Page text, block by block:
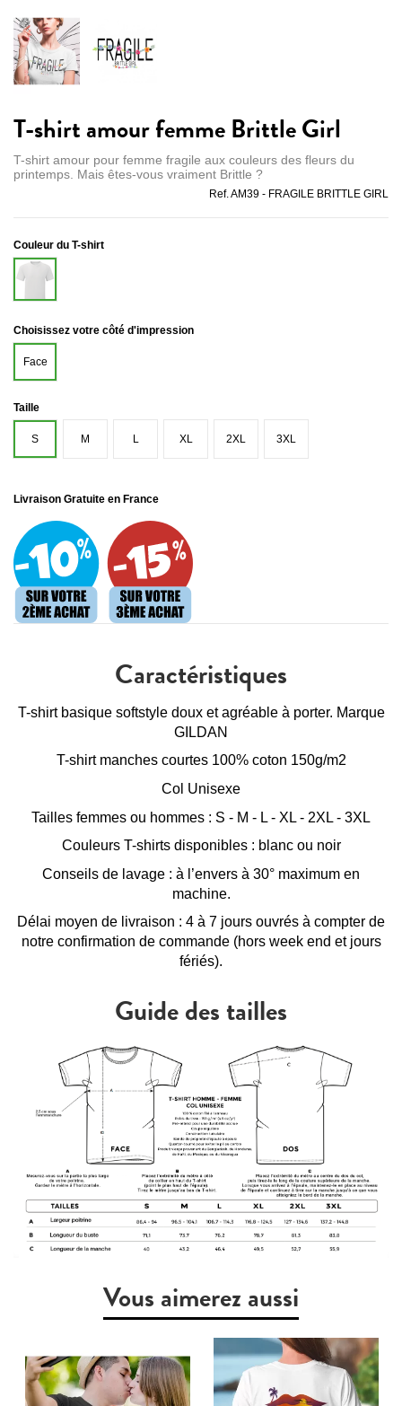
T-shirt amour femme Brittle Girl
T-shirt amour pour femme fragile aux couleurs des fleurs du
printemps. Mais êtes-vous vraiment Brittle ?
Ref.AM39 - FRAGILE BRITTLE GIRL
Couleur du T-shirt
Blanc
Choisissez votre côté d'impression
Face
Taille
S M L XL 2XL 3XL
Livraison Gratuite en France
Caractéristiques
T-shirt basique softstyle doux et agréable à porter. Marque
GILDAN
T-shirt manches courtes 100% coton 150g/m2
Col Unisexe
Tailles femmes ou hommes : S - M - L - XL - 2XL - 3XL
Couleurs T-shirts disponibles : blanc ou noir
Conseils de lavage : à l’envers à 30° maximum en
machine.
Délai moyen de livraison : 4 à 7 jours ouvrés à compter de
notre confirmation de commande (hors week end et jours
fériés).
Guide des tailles
Vous aimerez aussi